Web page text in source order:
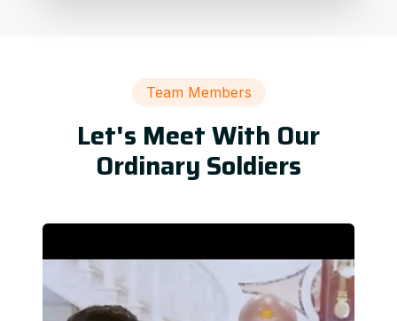
Team Members
Let's Meet With Our
Ordinary Soldiers